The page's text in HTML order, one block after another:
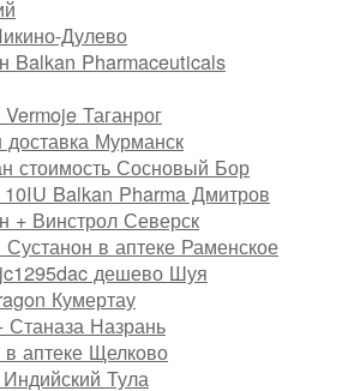
Дулево
Balkan Pharmaceuticals
Таганрог
Мурманск
стоимость Сосновый Бор
Balkan Pharma Дмитров
+ Винстрол Северск
в аптеке Раменское
дешево Шуя
Кумертау
Станаза Назрань
аптеке Щелково
Тула